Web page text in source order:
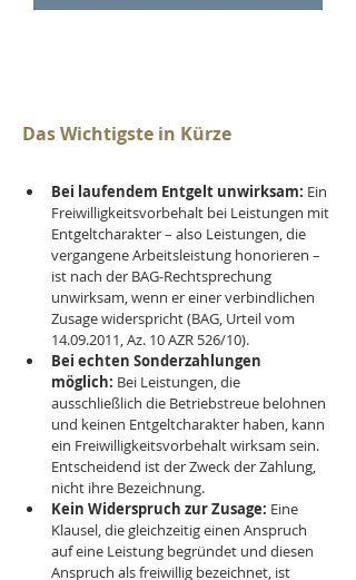
Das Wichtigste in Kürze
Bei laufendem Entgelt unwirksam: Ein
Freiwilligkeitsvorbehalt bei Leistungen mit
Entgeltcharakter – also Leistungen, die
vergangene Arbeitsleistung honorieren –
ist nach der BAG-Rechtsprechung
unwirksam, wenn er einer verbindlichen
Zusage widerspricht (BAG, Urteil vom
14.09.2011, Az. 10 AZR 526/10).
Bei echten Sonderzahlungen
möglich: Bei Leistungen, die
ausschließlich die Betriebstreue belohnen
und keinen Entgeltcharakter haben, kann
ein Freiwilligkeitsvorbehalt wirksam sein.
Entscheidend ist der Zweck der Zahlung,
nicht ihre Bezeichnung.
Kein Widerspruch zur Zusage: Eine
Klausel, die gleichzeitig einen Anspruch
auf eine Leistung begründet und diesen
Anspruch als freiwillig bezeichnet, ist